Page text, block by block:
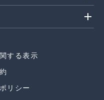
add
する表示
リシー